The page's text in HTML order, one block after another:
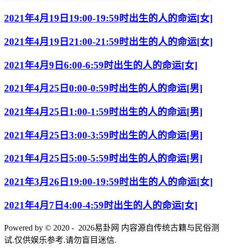
2021年4月19日19:00-19:59时出生的人的命运[女]
2021年4月19日21:00-21:59时出生的人的命运[女]
2021年4月9日6:00-6:59时出生的人的命运[女]
2021年4月25日0:00-0:59时出生的人的命运[男]
2021年4月25日1:00-1:59时出生的人的命运[男]
2021年4月25日3:00-3:59时出生的人的命运[男]
2021年4月25日5:00-5:59时出生的人的命运[男]
2021年3月26日19:00-19:59时出生的人的命运[女]
2021年4月7日4:00-4:59时出生的人的命运[女]
Powered by © 2020 - 2026易卦网 内容源自传统古籍与民俗测
试.仅供娱乐参考.请勿盲目迷信.